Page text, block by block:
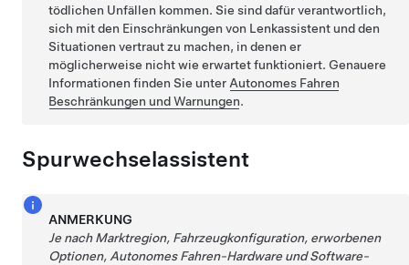
tödlichen Unfällen kommen. Sie sind dafür verantwortlich,
sich mit den Einschränkungen von Lenkassistent und den
Situationen vertraut zu machen, in denen er
möglicherweise nicht wie erwartet funktioniert. Genauere
Informationen finden Sie unter Autonomes Fahren
Beschränkungen und Warnungen.
Spurwechselassistent
ANMERKUNG
Je nach Marktregion, Fahrzeugkonfiguration, erworbenen
Optionen, Autonomes Fahren-Hardware und Software-